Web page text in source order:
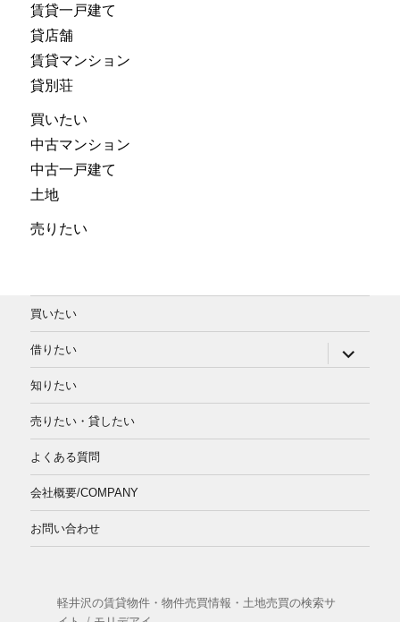
賃貸一戸建て
貸店舗
賃貸マンション
貸別荘
買いたい
中古マンション
中古一戸建て
土地
売りたい
買いたい
借りたい
ブ
ュ
を
知りたい
売りたい・貸したい
よくある質問
会社概要/COMPANY
お問い合わせ
軽井沢の賃貸物件・物件売買情報・土地売買の検索サ